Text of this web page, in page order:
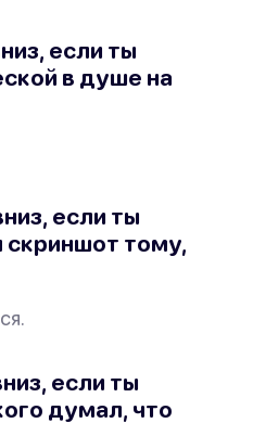
если ты
в душе на
если ты
скриншот тому,
если ты
думал, что